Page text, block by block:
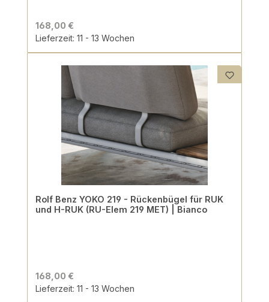
168,00 €
Lieferzeit: 11 - 13 Wochen
Rolf Benz YOKO 219 - Rückenbügel für RUK
und H-RUK (RU-Elem 219 MET) | Bianco
168,00 €
Lieferzeit: 11 - 13 Wochen